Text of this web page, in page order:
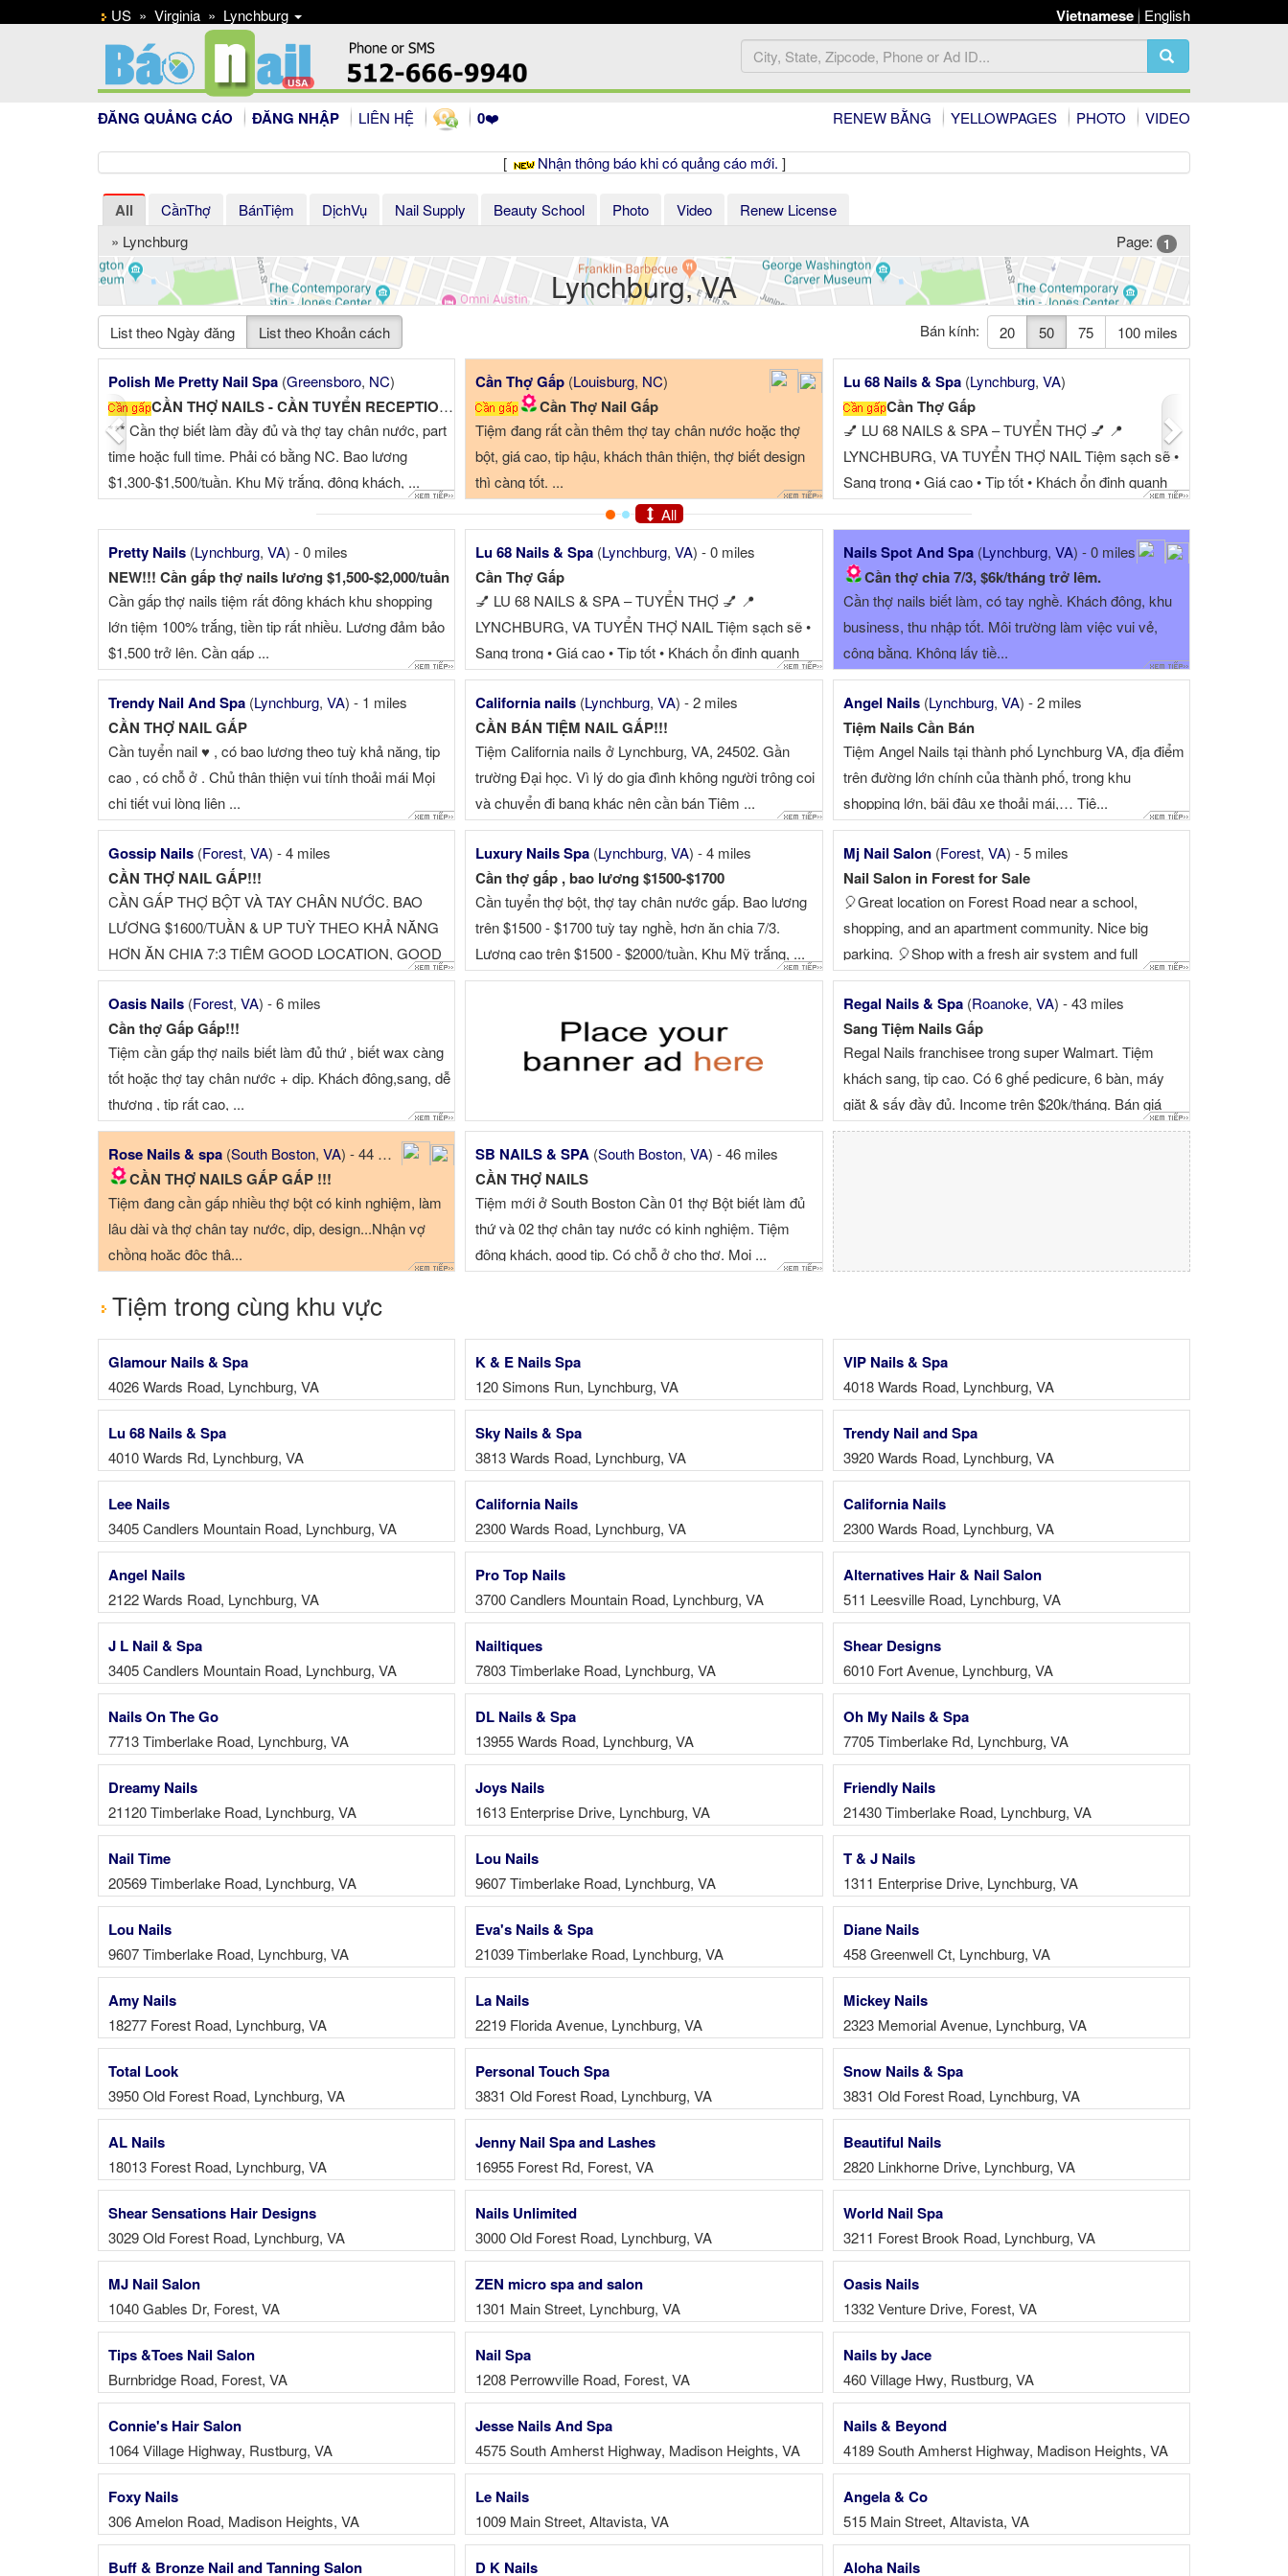
Vietnamese English
US » Virginia » Lynchburg
RENEW BẰNG YELLOWPAGES PHOTO VIDEO
ĐĂNG QUẢNG CÁO ĐĂNG NHẬP LIÊN HỆ 0❤️
[ Nhận thông báo khi có quảng cáo mới. ]
All CầnThợ BánTiệm DịchVụ Nail Supply Beauty School Photo Video
Renew License
» Lynchburg
Page: 1
Lynchburg, VA
List theo Ngày đăng List theo Khoản cách 20 50 75 100 miles
Bán kính:
All
Polish Me Pretty Nail Spa (Greensboro, NC)
CẦN THỢ NAILS - CẦN TUYỂN RECEPTIONIS!!!
*** Cần thợ biết làm đầy đủ và thợ tay chân nước, part
time hoặc full time. Phải có bằng NC. Bao lương
$1,300-$1,500/tuần. Khu Mỹ trắng, đông khách, ...
Cần Thợ Gấp (Louisburg, NC)
Cần Thợ Nail Gấp
Tiệm đang rất cần thêm thợ tay chân nước hoặc thợ
bột, giá cao, tip hậu, khách thân thiện, thợ biết design
thì càng tốt. ...
Lu 68 Nails & Spa (Lynchburg, VA)
Cần Thợ Gấp
💅 LU 68 NAILS & SPA – TUYỂN THỢ 💅 📍
LYNCHBURG, VA TUYỂN THỢ NAIL Tiệm sạch sẽ •
Sang trọng • Giá cao • Tip tốt • Khách ổn định quanh
Previous Next
Pretty Nails (Lynchburg, VA) - 0 miles
NEW!!! Cần gấp thợ nails lương $1,500-$2,000/tuần
Cần gấp thợ nails tiệm rất đông khách khu shopping
lớn tiệm 100% trắng, tiền tip rất nhiều. Lương đảm bảo
$1,500 trở lên. Cần gấp ...
Lu 68 Nails & Spa (Lynchburg,VA) - 0 miles
Cần Thợ Gấp
💅 LU 68 NAILS & SPA – TUYỂN THỢ 💅 📍
LYNCHBURG, VA TUYỂN THỢ NAIL Tiệm sạch sẽ •
Sang trọng • Giá cao • Tip tốt • Khách ổn định quanh
năm ⭐ PHÙ HỢP CHO THỢ MUỐN LÀ...
Nails Spot And Spa (Lynchburg, VA) - 0 miles
Cần thợ chia 7/3, $6k/tháng trở lêm.
Cần thợ nails biết làm, có tay nghề. Khách đông, khu
business, thu nhập tốt. Môi trường làm việc vui vẻ,
công bằng. Không lấy tiề...
Trendy Nail And Spa (Lynchburg, VA) - 1 miles
CẦN THỢ NAIL GẤP
Cần tuyển nail ♥️ , có bao lương theo tuỳ khả năng, tip
cao , có chỗ ở . Chủ thân thiện vui tính thoải mái Mọi
chi tiết vui lòng liên ...
California nails (Lynchburg,VA) - 2 miles
CẦN BÁN TIỆM NAIL GẤP!!!
Tiệm California nails ở Lynchburg, VA, 24502. Gần
trường Đại học. Vì lý do gia đình không người trông coi
và chuyển đi bang khác nên cần bán Tiệm ...
Angel Nails (Lynchburg, VA) - 2 miles
Tiệm Nails Cần Bán
Tiệm Angel Nails tại thành phố Lynchburg VA, địa điểm
trên đường lớn chính của thành phố, trong khu
shopping lớn, bãi đậu xe thoải mái,… Tiệ...
Gossip Nails (Forest, VA) - 4 miles
CẦN THỢ NAIL GẤP!!!
CẦN GẤP THỢ BỘT VÀ TAY CHÂN NƯỚC. BAO
LƯƠNG $1600/TUẦN & UP TUỲ THEO KHẢ NĂNG
HƠN ĂN CHIA 7:3 TIỆM GOOD LOCATION, GOOD
TIP. TIỆM KHÔNG TRỪ TIỀ...
Luxury Nails Spa (Lynchburg,VA) - 4 miles
Cần thợ gấp , bao lương $1500-$1700
Cần tuyển thợ bột, thợ tay chân nước gấp. Bao lương
trên $1500 - $1700 tuỳ tay nghề, hơn ăn chia 7/3.
Lương cao trên $1500 - $2000/tuần, Khu Mỹ trắng, ...
Mj Nail Salon (Forest, VA) - 5 miles
Nail Salon in Forest for Sale
🎈Great location on Forest Road near a school,
shopping, and an apartment community. Nice big
parking. 🎈Shop with a fresh air system and full
supplies. High-end decoration, no repair needed. 🎈
Very stable customer base and walk-in customers,
easy to build ...
Oasis Nails (Forest, VA) - 6 miles
Cần thợ Gấp Gấp!!!
Tiệm cần gấp thợ nails biết làm đủ thứ , biết wax càng
tốt hoặc thợ tay chân nước + dip. Khách đông,sang, dễ
thương , tip rất cao, ...
Regal Nails & Spa (Roanoke, VA) - 43 miles
Sang Tiệm Nails Gấp
Regal Nails franchisee trong super Walmart. Tiệm
khách sang, tip cao. Có 6 ghế pedicure, 6 bàn, máy
giặt & sấy đầy đủ. Income trên $20k/tháng. Bán giá
$70k Nếu ai có nhã ý ...
Rose Nails & spa (South Boston, VA) - 44 miles
CẦN THỢ NAILS GẤP GẤP !!!
Tiệm đang cần gấp nhiều thợ bột có kinh nghiệm, làm
lâu dài và thợ chân tay nước, dip, design...Nhận vợ
chồng hoặc độc thâ...
SB NAILS & SPA (South Boston,VA) - 46 miles
CẦN THỢ NAILS
Tiệm mới ở South Boston Cần 01 thợ Bột biết làm đủ
thứ và 02 thợ chân tay nước có kinh nghiệm. Tiệm
đông khách, good tip. Có chỗ ở cho thợ. Mọi ...
Tiệm trong cùng khu vực
Glamour Nails & Spa
4026 Wards Road, Lynchburg, VA
K & E Nails Spa
120 Simons Run, Lynchburg, VA
VIP Nails & Spa
4018 Wards Road, Lynchburg, VA
Lu 68 Nails & Spa
4010 Wards Rd, Lynchburg, VA
Sky Nails & Spa
3813 Wards Road, Lynchburg, VA
Trendy Nail and Spa
3920 Wards Road, Lynchburg, VA
Lee Nails
3405 Candlers Mountain Road, Lynchburg, VA
California Nails
2300 Wards Road, Lynchburg, VA
California Nails
2300 Wards Road, Lynchburg, VA
Angel Nails
2122 Wards Road, Lynchburg, VA
Pro Top Nails
3700 Candlers Mountain Road, Lynchburg, VA
Alternatives Hair & Nail Salon
511 Leesville Road, Lynchburg, VA
J L Nail & Spa
3405 Candlers Mountain Road, Lynchburg, VA
Nailtiques
7803 Timberlake Road, Lynchburg, VA
Shear Designs
6010 Fort Avenue, Lynchburg, VA
Nails On The Go
7713 Timberlake Road, Lynchburg, VA
DL Nails & Spa
13955 Wards Road, Lynchburg, VA
Oh My Nails & Spa
7705 Timberlake Rd, Lynchburg, VA
Dreamy Nails
21120 Timberlake Road, Lynchburg, VA
Joys Nails
1613 Enterprise Drive, Lynchburg, VA
Friendly Nails
21430 Timberlake Road, Lynchburg, VA
Nail Time
20569 Timberlake Road, Lynchburg, VA
Lou Nails
9607 Timberlake Road, Lynchburg, VA
T & J Nails
1311 Enterprise Drive, Lynchburg, VA
Lou Nails
9607 Timberlake Road, Lynchburg, VA
Eva's Nails & Spa
21039 Timberlake Road, Lynchburg, VA
Diane Nails
458 Greenwell Ct, Lynchburg, VA
Amy Nails
18277 Forest Road, Lynchburg, VA
La Nails
2219 Florida Avenue, Lynchburg, VA
Mickey Nails
2323 Memorial Avenue, Lynchburg, VA
Total Look
3950 Old Forest Road, Lynchburg, VA
Personal Touch Spa
3831 Old Forest Road, Lynchburg, VA
Snow Nails & Spa
3831 Old Forest Road, Lynchburg, VA
AL Nails
18013 Forest Road, Lynchburg, VA
Jenny Nail Spa and Lashes
16955 Forest Rd, Forest, VA
Beautiful Nails
2820 Linkhorne Drive, Lynchburg, VA
Shear Sensations Hair Designs
3029 Old Forest Road, Lynchburg, VA
Nails Unlimited
3000 Old Forest Road, Lynchburg, VA
World Nail Spa
3211 Forest Brook Road, Lynchburg, VA
MJ Nail Salon
1040 Gables Dr, Forest, VA
ZEN micro spa and salon
1301 Main Street, Lynchburg, VA
Oasis Nails
1332 Venture Drive, Forest, VA
Tips &Toes Nail Salon
Burnbridge Road, Forest, VA
Nail Spa
1208 Perrowville Road, Forest, VA
Nails by Jace
460 Village Hwy, Rustburg, VA
Connie's Hair Salon
1064 Village Highway, Rustburg, VA
Jesse Nails And Spa
4575 South Amherst Highway, Madison Heights, VA
Nails & Beyond
4189 South Amherst Highway, Madison Heights, VA
Foxy Nails
306 Amelon Road, Madison Heights, VA
Le Nails
1009 Main Street, Altavista, VA
Angela & Co
515 Main Street, Altavista, VA
Buff & Bronze Nail and Tanning Salon D K Nails Aloha Nails